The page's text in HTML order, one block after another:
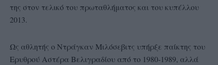
της στον τελικό του πρωταθλήματος και του κυπέλλου
2013.
Ως αθλητής ο Ντράγκαν Μιλόσεβιτς υπήρξε παίκτης του
Ερυθρού Αστέρα Βελιγραδίου από το 1980-1989, αλλά